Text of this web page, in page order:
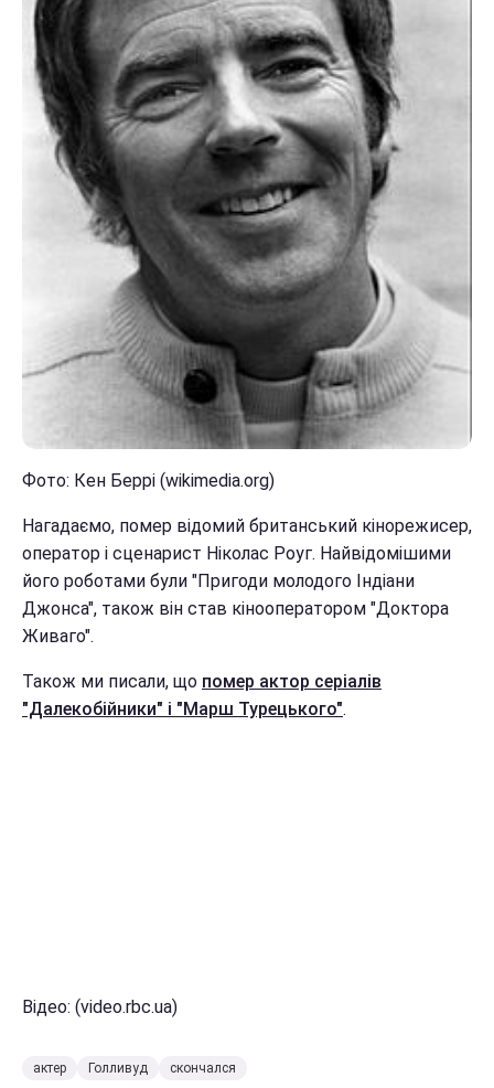
Фото: Кен Беррі (wikimedia.org)
Нагадаємо, помер відомий британський кінорежисер,
оператор і сценарист Ніколас Роуг. Найвідомішими
його роботами були "Пригоди молодого Індіани
Джонса", також він став кінооператором "Доктора
Живаго".
Також ми писали, що помер актор серіалів
"Далекобійники" і "Марш Турецького".
Відео: (video.rbc.ua)
актер Голливуд скончался